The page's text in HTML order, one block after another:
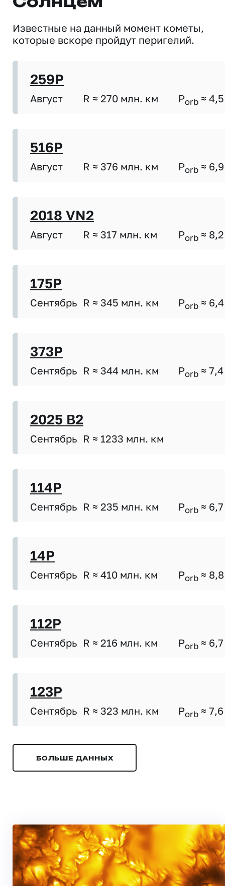
Известные на данный момент кометы,
которые вскоре пройдут перигелий.
259P
Август R ≈ 270 млн. км Porb ≈ 4,5
516P
Август R ≈ 376 млн. км Porb ≈ 6,9
2018 VN2
Август R ≈ 317 млн. км Porb ≈ 8,2
175P
Сентябрь R ≈ 345 млн. км Porb ≈ 6,4
373P
Сентябрь R ≈ 344 млн. км Porb ≈ 7,4
2025 B2
Сентябрь R ≈ 1233 млн. км
114P
Сентябрь R ≈ 235 млн. км Porb ≈ 6,7
14P
Сентябрь R ≈ 410 млн. км Porb ≈ 8,8
112P
Сентябрь R ≈ 216 млн. км Porb ≈ 6,7
123P
Сентябрь R ≈ 323 млн. км Porb ≈ 7,6
БОЛЬШЕ ДАННЫХ